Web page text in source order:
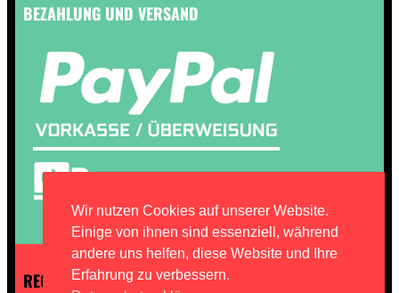
BEZAHLUNG UND VERSAND
RECHTLICHES
Wir nutzen Cookies auf unserer Website.
Einige von ihnen sind essenziell, während
andere uns helfen, diese Website und Ihre
Erfahrung zu verbessern.